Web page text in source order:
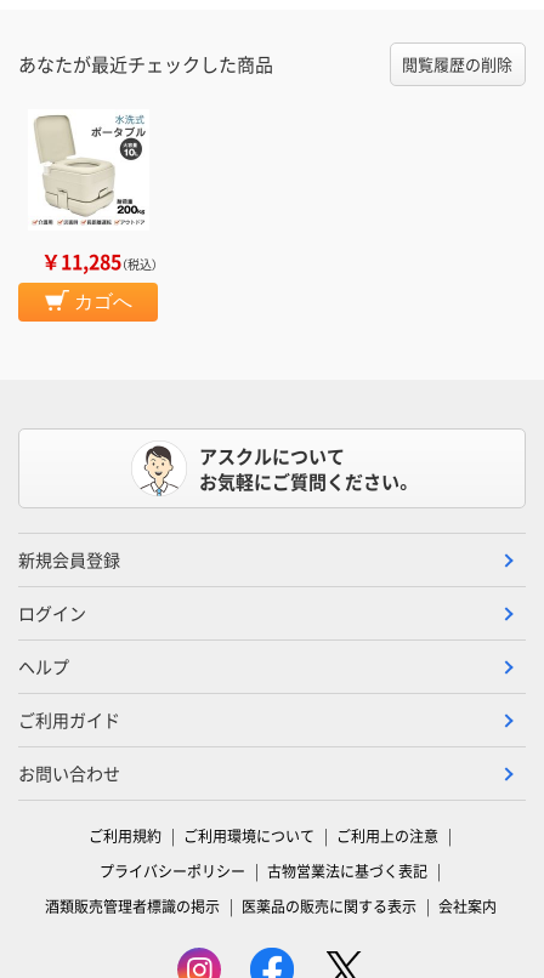
あなたが最近チェックした商品 閲覧履歴の削除
￥11,285（税込）
カゴへ
アスクルについて
お気軽にご質問ください。
新規会員登録
ログイン
ヘルプ
ご利用ガイド
お問い合わせ
ご利用規約 ご利用環境について
ご利用上の注意
プライバシーポリシー
古物営業法に基づく表記
酒類販売管理者標識の掲示
医薬品の販売に関する表示 会社案内